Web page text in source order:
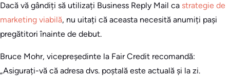
Dacă vă gândiți să utilizați Business Reply Mail ca strategie de
marketing viabilă, nu uitați că aceasta necesită anumiți pași
pregătitori înainte de debut.
Bruce Mohr, vicepreședinte la Fair Credit recomandă:
„Asigurați-vă că adresa dvs. poștală este actuală și la zi.